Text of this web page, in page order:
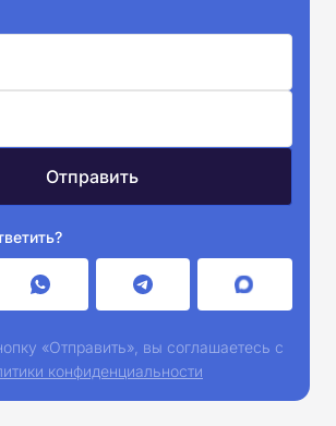
«Отправить», вы соглашаетесь с
конфиденциальности